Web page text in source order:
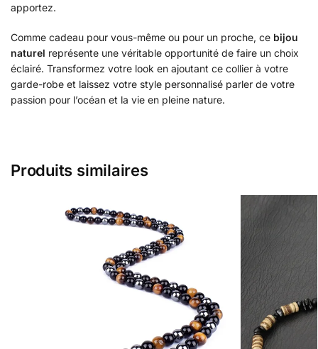
apportez.
Comme cadeau pour vous-même ou pour un proche, ce bijou
naturel représente une véritable opportunité de faire un choix
éclairé. Transformez votre look en ajoutant ce collier à votre
garde-robe et laissez votre style personnalisé parler de votre
passion pour l’océan et la vie en pleine nature.
Produits similaires